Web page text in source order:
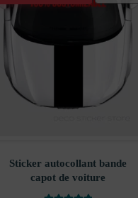
Sticker autocollant bande
capot de voiture